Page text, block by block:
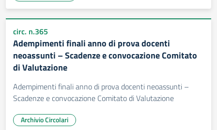
circ. n.365
Adempimenti finali anno di prova docenti
neoassunti – Scadenze e convocazione Comitato
di Valutazione
Adempimenti finali anno di prova docenti neoassunti –
Scadenze e convocazione Comitato di Valutazione
Archivio Circolari